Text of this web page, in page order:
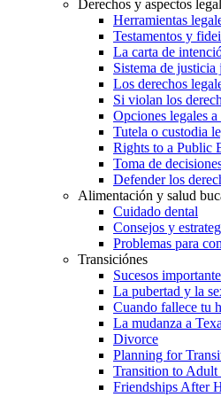
Derechos y aspectos
Herramientas
Testamentos y
La carta de
Sistema de justicia
Los derechos
Si violan los
Opciones legales
Tutela o custodia
Rights to a Public
Toma de
Defender los
Alimentación y salud
Cuidado dental
Consejos y
Problemas para
Transiciónes
Sucesos
La pubertad y la
Cuando fallece tu
La mudanza a
Divorce
Planning for
Transition to Adult
Friendships After